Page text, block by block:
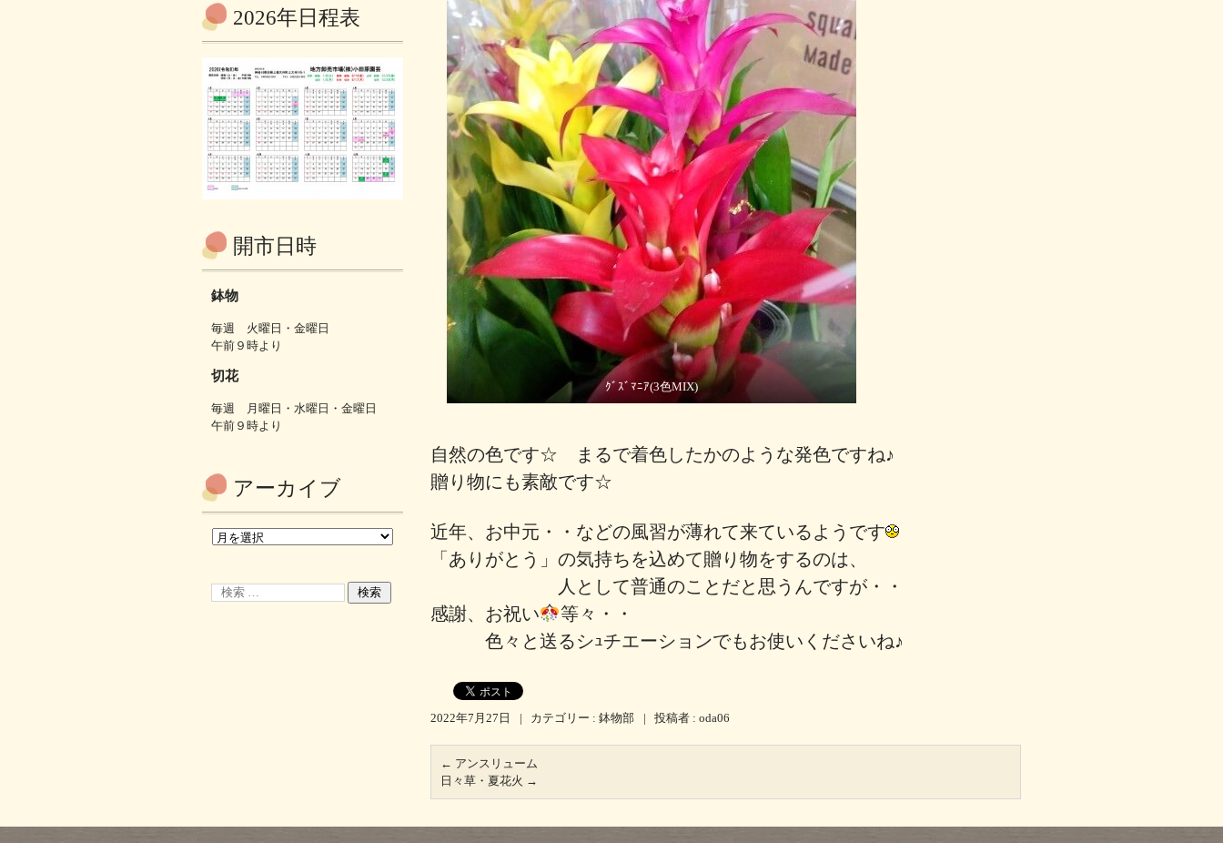
ｸﾞｽﾞﾏﾆｱ(3色MIX)
自然の色です☆ まるで着色したかのような発色ですね♪
贈り物にも素敵です☆
近年、お中元・・などの風習が薄れて来ているようです
「ありがとう」の気持ちを込めて贈り物をするのは、
人として普通のことだと思うんですが・・
感謝、お祝い
等々・・
色々と送るシｭチエーションでもお使いくださいね♪
2022年7月27日 | カテゴリー : 鉢物部 | 投稿者 : oda06
← アンスリューム
日々草・夏花火 →
2026年日程表
開市日時
鉢物
毎週 火曜日・金曜日
午前９時より
切花
毎週 月曜日・水曜日・金曜日
午前９時より
アーカイブ